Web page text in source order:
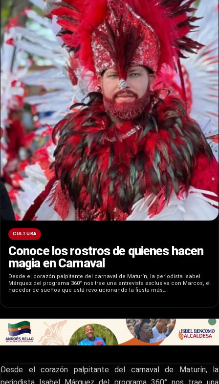
CULTURA
Conoce los rostros de quienes hacen
magia en Carnaval
Desde el corazón palpitante del carnaval de Maturín, la periodista Isabel
Márquez del programa 360° nos trae una entrevista exclusiva con Marcos, el
hacedor de sueños que está revolucionando la fiesta más…
Desde el corazón palpitante del carnaval de Maturín, la